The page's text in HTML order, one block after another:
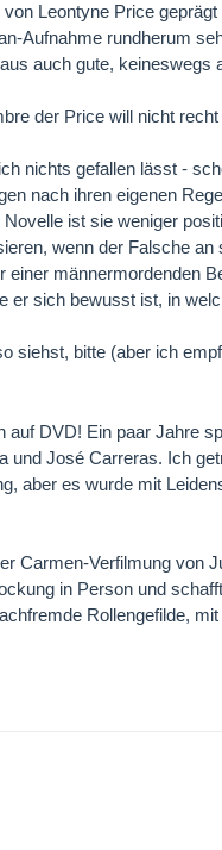
Leontyne Price
Aufnahme rundherum
auch gute, keineswegs
der Price will nicht
nichts gefallen lässt -
nach ihren eigenen
ist sie weniger
wenn der Falsche
einer männermordenden
er sich bewusst ist, in
siehst, bitte (aber ich
DVD! Ein paar Jahre
und José Carreras. Ich
aber es wurde mit
Carmen-Verfilmung von
in Person und
Rollengefilde,